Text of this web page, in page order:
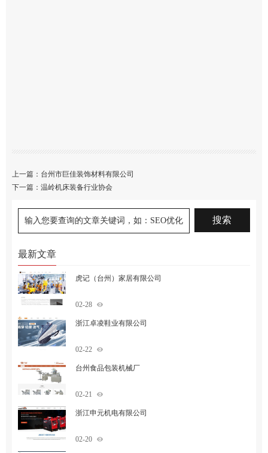
上一篇： 台州市巨佳装饰材料有限公司
下一篇： 温岭机床装备行业协会
最新文章
虎记（台州）家居有限公司
02-28
浙江卓凌鞋业有限公司
02-22
台州食品包装机械厂
02-21
浙江申元机电有限公司
02-20